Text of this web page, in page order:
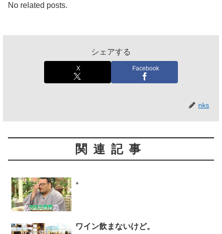
No related posts.
シェアする
X Facebook
nks
関連記事
。
ワイン飲まないけど。